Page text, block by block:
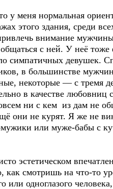
меня нормальная
этого здания, среди
внимание
с ней. У неё
симпатичных девушек.
в большинстве
некоторые — с тремя
в качестве любовниц
ни с кем из дам не
они не курят. Я же не
или муже-бабы с
эстетическом
как смотришь на что-то
одноглазого